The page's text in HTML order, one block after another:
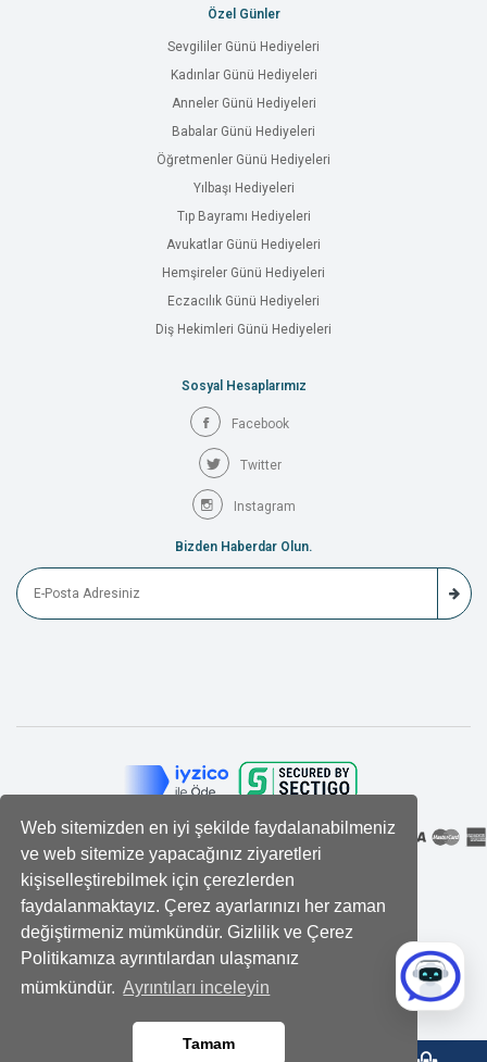
Web sitemizden en iyi şekilde faydalanabilmeniz
ve web sitemize yapacağınız ziyaretleri
kişiselleştirebilmek için çerezlerden
faydalanmaktayız. Çerez ayarlarınızı her zaman
değiştirmeniz mümkündür. Gizlilik ve Çerez
Politikamıza ayrıntılardan ulaşmanız
mümkündür. Ayrıntıları inceleyin
Tamam
Özel Günler
Sevgililer Günü Hediyeleri
Kadınlar Günü Hediyeleri
Anneler Günü Hediyeleri
Babalar Günü Hediyeleri
Öğretmenler Günü Hediyeleri
Yılbaşı Hediyeleri
Tıp Bayramı Hediyeleri
Avukatlar Günü Hediyeleri
Hemşireler Günü Hediyeleri
Eczacılık Günü Hediyeleri
Diş Hekimleri Günü Hediyeleri
Sosyal Hesaplarımız
Facebook
Twitter
Instagram
Bizden Haberdar Olun.